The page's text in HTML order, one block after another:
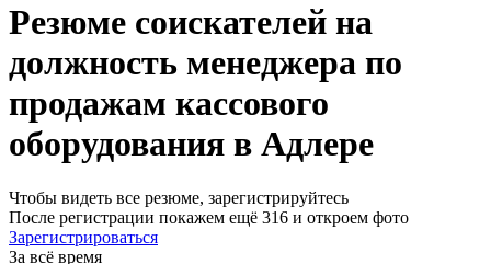
Резюме соискателей на
должность менеджера по
продажам кассового
оборудования в Адлере
Чтобы видеть все резюме, зарегистрируйтесь
После регистрации покажем ещё 316 и откроем фото
Зарегистрироваться
За всё время